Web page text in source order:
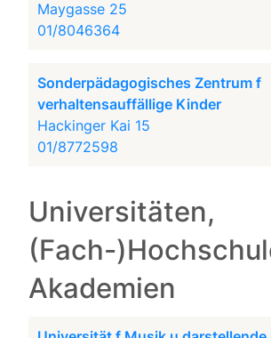
Maygasse 25
01/8046364
Sonderpädagogisches Zentrum f
verhaltensauffällige Kinder
Hackinger Kai 15
01/8772598
Universitäten,
(Fach-
Akademien